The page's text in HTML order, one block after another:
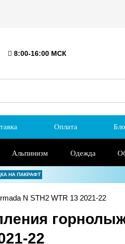
8:00-16:00 МСК
Оплата
Альпинизм Одежда
НА ПАКРАФТ
N STH2 WTR 13 2021-22
22